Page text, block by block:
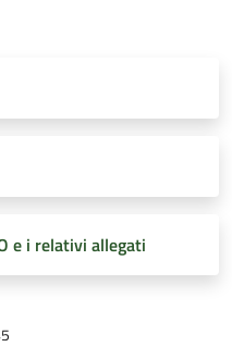
e i relativi allegati